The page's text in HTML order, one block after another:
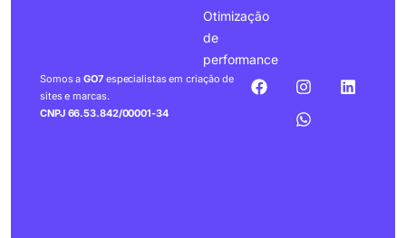
Otimização
de
performance
Somos aGO7especialistas em criação de
sites e marcas.
CNPJ 66.53.842/00001-34